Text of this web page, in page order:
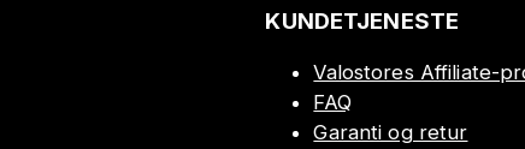
KUNDETJENESTE
Valostores Affiliate-
FAQ
Garanti og retur